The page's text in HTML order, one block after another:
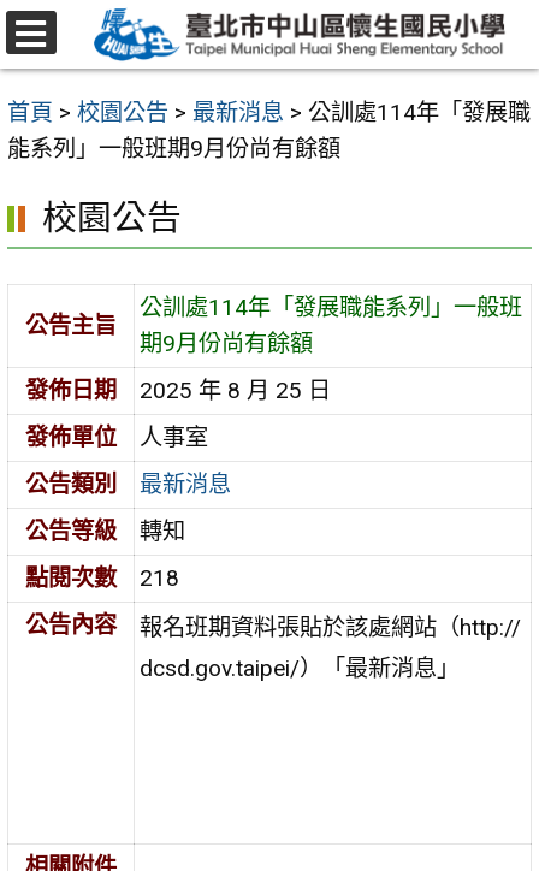
跳
至
要
內
區
首頁 > 校園公告 > 最新消息 > 公訓處114年「發展職
能系列」一般班期9月份尚有餘額
校園公告
公告主旨
公訓處114年「發展職能系列」一般班
期9月份尚有餘額
發佈日期
2025 年 8 月 25 日
發佈單位
人事室
公告類別
最新消息
公告等級
轉知
點閱次數
218
公告內容
報名班期資料張貼於該處網站（http://
dcsd.gov.taipei/）「最新消息」
選
單